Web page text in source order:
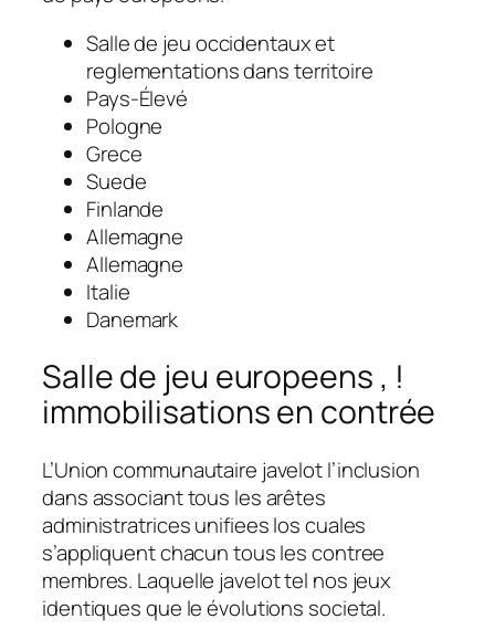
Salle de jeu occidentaux et
reglementations dans territoire
Pays-Élevé
Pologne
Grece
Suede
Finlande
Allemagne
Allemagne
Italie
Danemark
Salle de jeu europeens , !
immobilisations en contrée
L’Union communautaire javelot l’inclusion
dans associant tous les arêtes
administratrices unifiees los cuales
s’appliquent chacun tous les contree
membres. Laquelle javelot tel nos jeux
identiques que le évolutions societal.